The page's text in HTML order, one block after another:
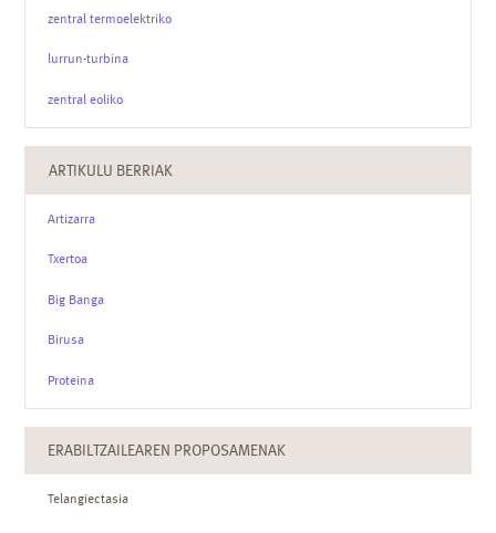
zentral termoelektriko
lurrun-turbina
zentral eoliko
ARTIKULU BERRIAK
Artizarra
Txertoa
Big Banga
Birusa
Proteina
ERABILTZAILEAREN PROPOSAMENAK
Telangiectasia